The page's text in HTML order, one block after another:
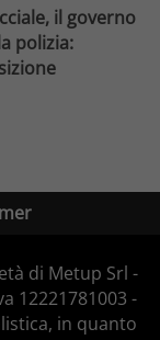
il governo
polizia:
di Metup Srl -
12221781003 -
in quanto